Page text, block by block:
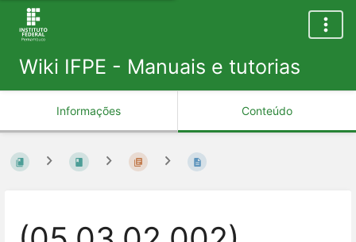
Wiki IFPE - Manuais e tutorias
Informações Conteúdo